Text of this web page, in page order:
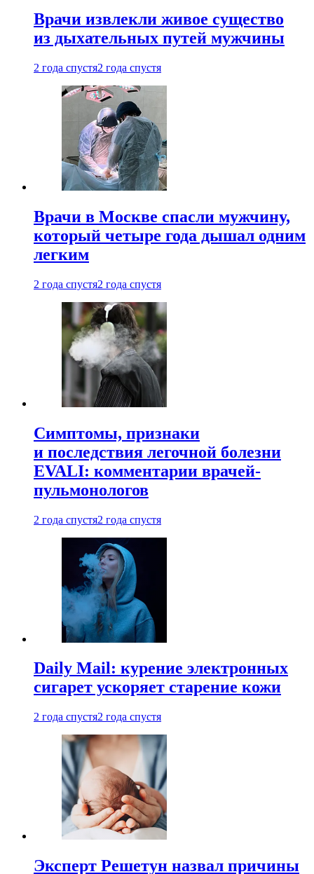
Врачи извлекли живое существо
из дыхательных путей мужчины
2 года спустя2 года спустя
Врачи в Москве спасли мужчину,
который четыре года дышал одним
легким
2 года спустя2 года спустя
Симптомы, признаки
и последствия легочной болезни
EVALI: комментарии врачей-
пульмонологов
2 года спустя2 года спустя
Daily Mail: курение электронных
сигарет ускоряет старение кожи
2 года спустя2 года спустя
Эксперт Решетун назвал причины